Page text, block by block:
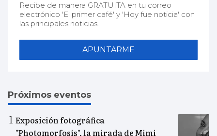
Recibe de manera GRATUITA en tu correo
electrónico 'El primer café' y 'Hoy fue noticia' con
las principales noticias.
APUNTARME
Próximos eventos
Exposición fotográfica
"Photomorfosis", la mirada de Mimi